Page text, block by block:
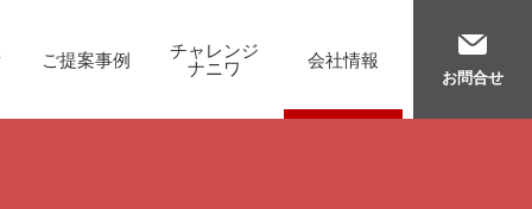
ご提案事例
チャレンジ
ナニワ
会社情報
お問合せ